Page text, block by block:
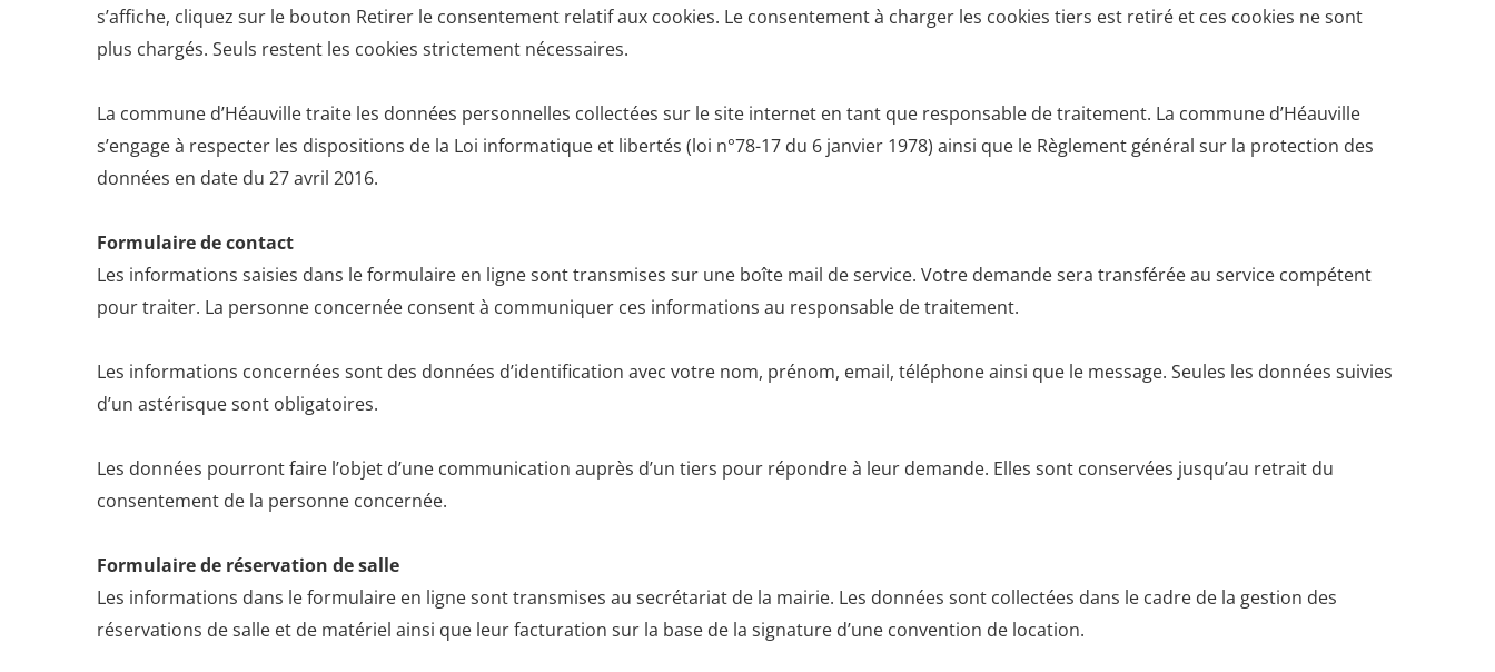
s’affiche, cliquez sur le bouton Retirer le consentement relatif aux cookies. Le consentement à charger les cookies tiers est retiré et ces cookies ne sont
plus chargés. Seuls restent les cookies strictement nécessaires.
La commune d’Héauville traite les données personnelles collectées sur le site internet en tant que responsable de traitement. La commune d’Héauville
s’engage à respecter les dispositions de la Loi informatique et libertés (loi n°78-17 du 6 janvier 1978) ainsi que le Règlement général sur la protection des
données en date du 27 avril 2016.
Formulaire de contact
Les informations saisies dans le formulaire en ligne sont transmises sur une boîte mail de service. Votre demande sera transférée au service compétent
pour traiter. La personne concernée consent à communiquer ces informations au responsable de traitement.
Les informations concernées sont des données d’identification avec votre nom, prénom, email, téléphone ainsi que le message. Seules les données suivies
d’un astérisque sont obligatoires.
Les données pourront faire l’objet d’une communication auprès d’un tiers pour répondre à leur demande. Elles sont conservées jusqu’au retrait du
consentement de la personne concernée.
Formulaire de réservation de salle
Les informations dans le formulaire en ligne sont transmises au secrétariat de la mairie. Les données sont collectées dans le cadre de la gestion des
réservations de salle et de matériel ainsi que leur facturation sur la base de la signature d’une convention de location.